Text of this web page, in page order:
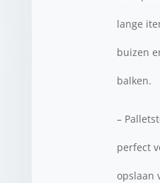
lange
buizen
balken.
–
perfect
opslaan